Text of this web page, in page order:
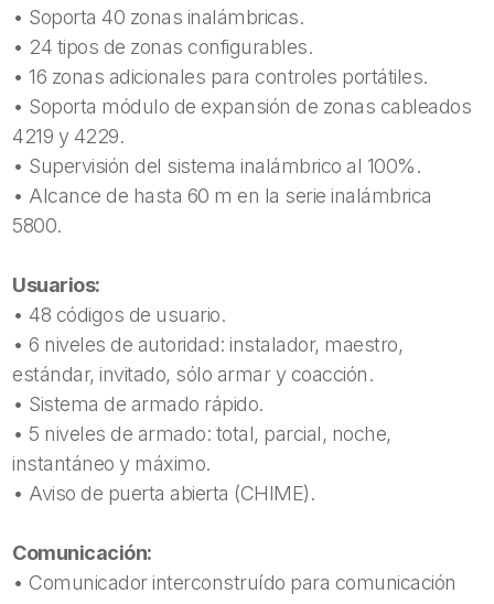
• Soporta 40 zonas inalámbricas.
• 24 tipos de zonas configurables.
• 16 zonas adicionales para controles portátiles.
• Soporta módulo de expansión de zonas cableados
4219 y 4229.
• Supervisión del sistema inalámbrico al 100%.
• Alcance de hasta 60 m en la serie inalámbrica
5800.
Usuarios:
• 48 códigos de usuario.
• 6 niveles de autoridad: instalador, maestro,
estándar, invitado, sólo armar y coacción.
• Sistema de armado rápido.
• 5 niveles de armado: total, parcial, noche,
instantáneo y máximo.
• Aviso de puerta abierta (CHIME).
Comunicación:
• Comunicador interconstruído para comunicación